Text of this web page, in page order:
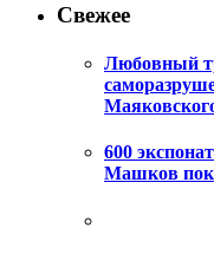
Свежее
Любовный
600
Машков